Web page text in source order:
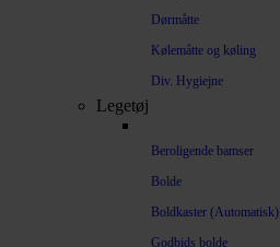
Dørmåtte
Kølemåtte og køling
Div. Hygiejne
Legetøj
Beroligende bamser
Bolde
Boldkaster (Automatisk)
Godbids bolde